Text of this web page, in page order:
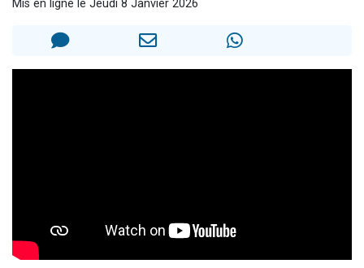
Mis en ligne le Jeudi 8 Janvier 2026